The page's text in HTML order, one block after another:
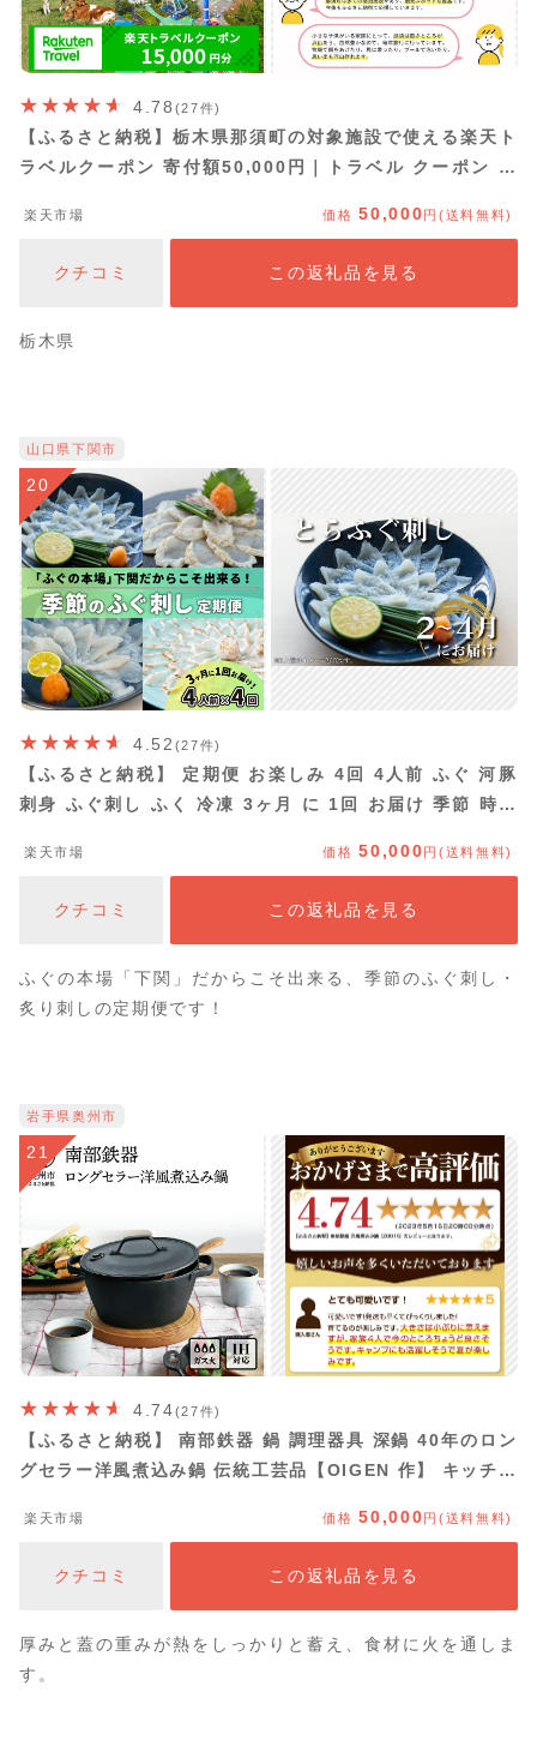
4.78 (27件)
【ふるさと納税】栃木県那須町の対象施設で使える楽天ト
ラベルクーポン 寄付額50,000円｜トラベル クーポン 温
天風呂 予約 国内旅行 家族旅行 避暑地 夏休み お盆 年末
楽天市場 価格50,000 円(送料無料)
クチコミ この返礼品を見る
栃木県
山口県下関市
20
4.52 (27件)
【ふるさと納税】 定期便 お楽しみ 4回 4人前 ふぐ 河豚
刺身 ふぐ刺し ふく 冷凍 3ヶ月 に 1回 お届け 季節 時期
身 さしみ たたき 炙り刺し 大容量 フグ 父の日 母の日 プ
楽天市場 価格50,000円(送料無料)
クチコミ この返礼品を見る
ふぐの本場「下関」だからこそ出来る、季節のふぐ刺し・
炙り刺しの定期便です！
岩手県奥州市
21
4.74(27件)
【ふるさと納税】 南部鉄器 鍋 調理器具 深鍋 40年のロン
グセラー洋風煮込み鍋 伝統工芸品【OIGEN 作】 キッチン
製 伝統 職人 テーブルウェア 日用品 キャンプ用品 アウト
楽天市場 価格50,000 円(送料無料)
クチコミ この返礼品を見る
厚みと蓋の重みが熱をしっかりと蓄え、食材に火を通しま
す。